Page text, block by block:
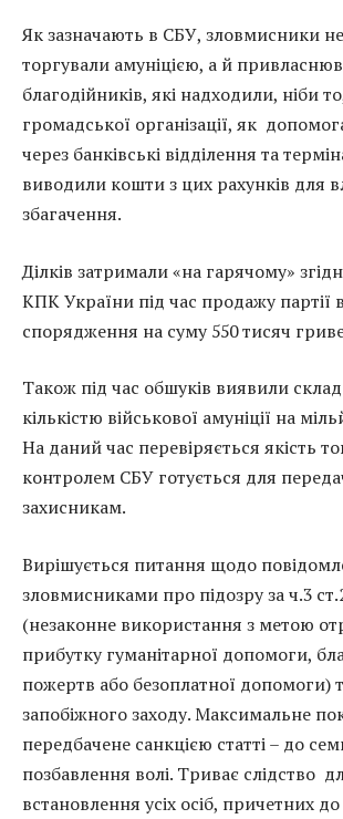
Як зазначають в СБУ, зловмисники
торгували амуніцією, а й
благодійників, які надходили, ніби
громадської організації, як
через банківські відділення та
виводили кошти з цих рахунків для
збагачення.
Ділків затримали «на гарячому»
КПК України під час продажу партії
спорядження на суму 550 тисяч
Також під час обшуків виявили
кількістю військової амуніції на
На даний час перевіряється якість
контролем СБУ готується для
захисникам.
Вирішується питання щодо
зловмисниками про підозру за ч.3
(незаконне використання з метою
прибутку гуманітарної допомоги,
пожертв або безоплатної допомоги)
запобіжного заходу. Максимальне
передбачене санкцією статті – до
позбавлення волі. Триває слідство
встановлення усіх осіб, причетних